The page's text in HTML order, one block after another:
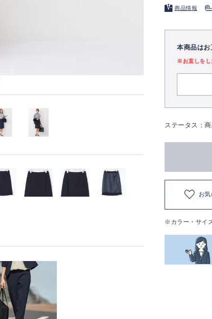
商品情報
本商品は
※お直しをし
ステータス：
お
※カラー・サイ